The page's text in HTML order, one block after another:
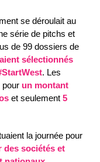
se déroulait au
série de pitchs et
de 99 dossiers de
sélectionnés
. Les
pour un montant
et seulement 5
la journée pour
des sociétés et